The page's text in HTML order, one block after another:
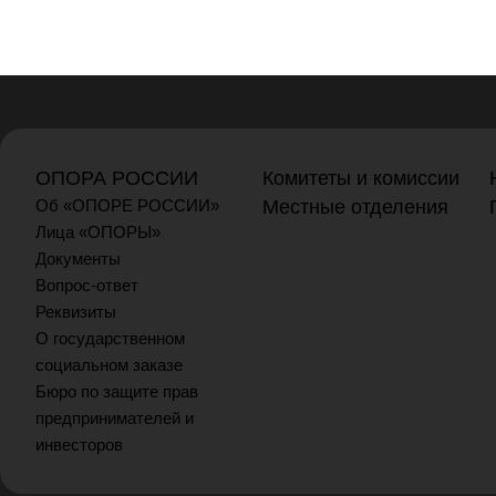
ОПОРА РОССИИ
Об «ОПОРЕ РОССИИ»
Лица «ОПОРЫ»
Документы
Вопрос-ответ
Реквизиты
О государственном
социальном заказе
Бюро по защите прав
предпринимателей и
инвесторов
Комитеты и комиссии
Местные отделения